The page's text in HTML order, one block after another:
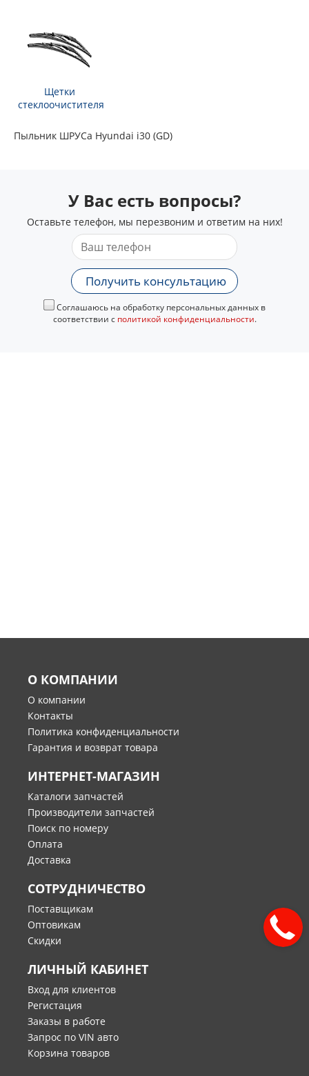
Щетки
стеклоочистителя
Пыльник ШРУСа Hyundai i30 (GD)
У Вас есть вопросы?
Оставьте телефон, мы перезвоним и ответим на них!
Получить консультацию
Соглашаюсь на обработку персональных данных в
соответствии с политикой конфиденциальности.
О КОМПАНИИ
О компании
Контакты
Политика конфиденциальности
Гарантия и возврат товара
ИНТЕРНЕТ-МАГАЗИН
Каталоги запчастей
Производители запчастей
Поиск по номеру
Оплата
Доставка
СОТРУДНИЧЕСТВО
Поставщикам
Оптовикам
Скидки
ЛИЧНЫЙ КАБИНЕТ
Вход для клиентов
Регистация
Заказы в работе
Запрос по VIN авто
Корзина товаров